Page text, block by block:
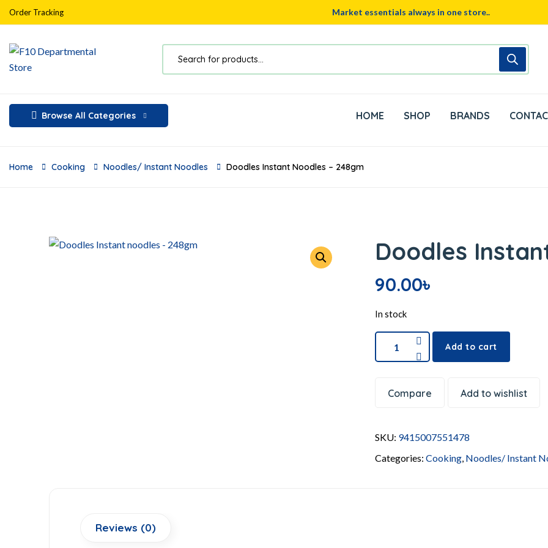
Order Tracking Market essentials always in one store..
Browse All Categories HOME SHOP BRANDS
Home Cooking Noodles/ Instant Noodles Doodles Instant Noodles – 248gm
Doodles
90.00৳
In stock
Add to cart
Compare Add to wishlist
SKU: 9415007551478
Categories:Cooking, Noodles/ Instant
Reviews (0)